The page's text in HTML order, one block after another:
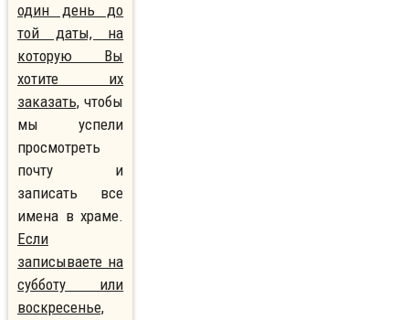
один день до
той даты, на
которую Вы
хотите их
заказать, чтобы
мы успели
просмотреть
почту и
записать все
имена в храме.
Если
записываете на
субботу или
воскресенье,